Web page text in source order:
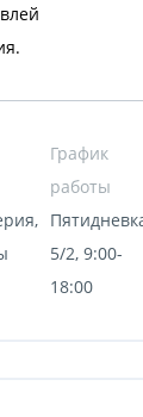
График
работы
5/2, 9:00-
18:00